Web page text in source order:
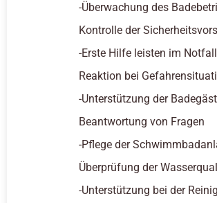
-Überwachung des
Kontrolle der
-Erste Hilfe leisten im
Reaktion bei
-Unterstützung der
Beantwortung von Fragen
-Pflege der
Überprüfung der
-Unterstützung bei der